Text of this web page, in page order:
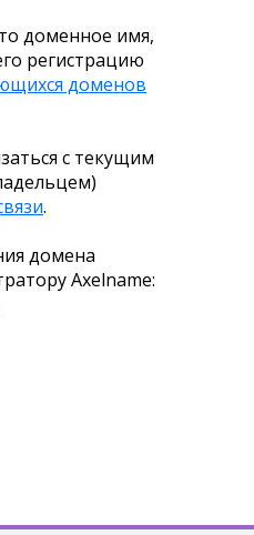
доменное имя,
регистрацию
доменов
с текущим
.
домена
Axelname: